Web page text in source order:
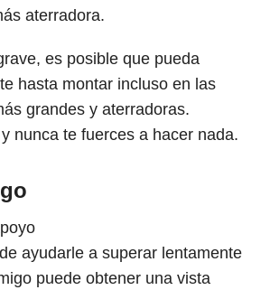
aterradora.
es posible que pueda
hasta montar incluso en las
grandes y aterradoras.
nunca te fuerces a hacer nada.
ayudarle a superar lentamente
puede obtener una vista